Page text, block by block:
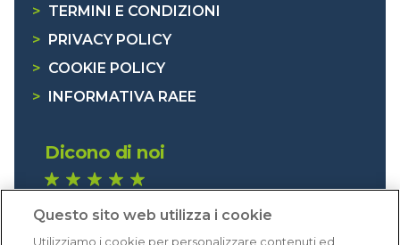
> TERMINI E CONDIZIONI
>
PRIVACY POLICY
> COOKIE POLICY
>
INFORMATIVA RAEE
Dicono di noi
Eccellente (4,8)
Questo sito web utilizza i cookie
Utilizziamo i cookie per personalizzare contenuti ed